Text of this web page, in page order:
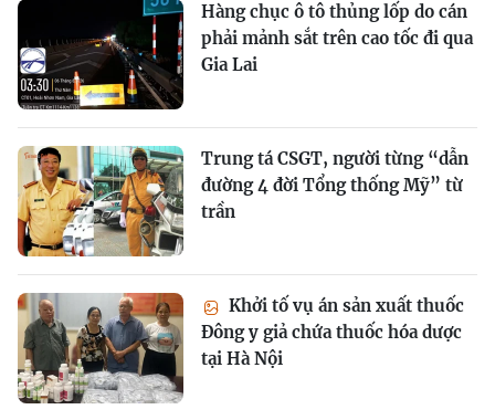
Hàng chục ô tô thủng lốp do cán
phải mảnh sắt trên cao tốc đi qua
Gia Lai
Trung tá CSGT, người từng “dẫn
đường 4 đời Tổng thống Mỹ” từ
trần
Khởi tố vụ án sản xuất thuốc
Đông y giả chứa thuốc hóa dược
tại Hà Nội